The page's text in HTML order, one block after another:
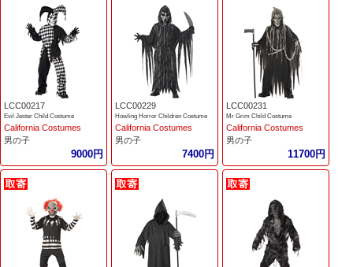
LCC00217
Evil Jester Child Costume
California Costumes
男の子
9000円
LCC00229
Howling Horror Children Costume
California Costumes
男の子
7400円
LCC00231
Mr Grim Child Costume
California Costumes
男の子
11700円